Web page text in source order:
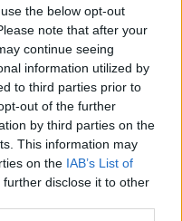
the below opt-out
note that after your
continue seeing
information utilized by
to third parties prior to
out of the further
by third parties on the
This information may
on the IAB’s List of
further disclose it to other